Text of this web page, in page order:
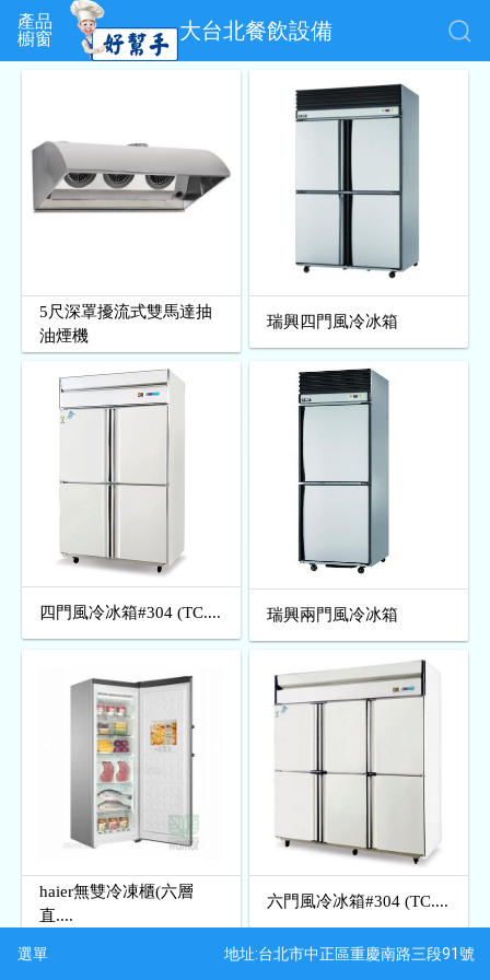
產品
櫥窗
大台北餐飲設備
選單 地址:台北市中正區重慶南路三段91號
5尺深罩擾流式雙馬達抽
油煙機
瑞興四門風冷冰箱
四門風冷冰箱#304 (TC.... 瑞興兩門風冷冰箱
haier無雙冷凍櫃(六層
直....
六門風冷冰箱#304 (TC....